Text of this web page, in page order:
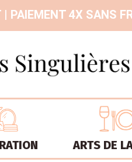
PAIEMENT 4X SANS
ARTS DE